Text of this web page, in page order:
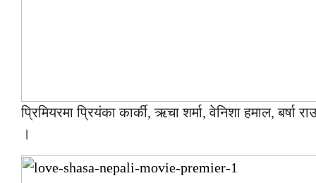
प्रिमियरमा प्रियंका कार्की, ऋचा शर्मा, वेनिशा हमाल, बर्षा
।